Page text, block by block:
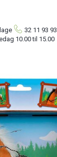
32 11 93 93
10.00 til 15.00